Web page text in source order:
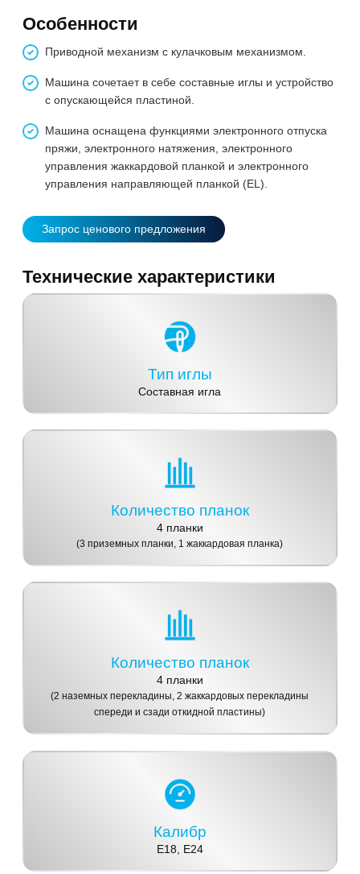
Особенности
Приводной механизм с кулачковым механизмом.
Машина сочетает в себе составные иглы и устройство
с опускающейся пластиной.
Машина оснащена функциями электронного отпуска
пряжи, электронного натяжения, электронного
управления жаккардовой планкой и электронного
управления направляющей планкой (EL).
Запрос ценового предложения
Технические характеристики
Тип иглы
Составная игла
Количество планок
4 планки
(3 приземных планки, 1 жаккардовая планка)
Количество планок
4 планки
(2 наземных перекладины, 2 жаккардовых перекладины
спереди и сзади откидной пластины)
Калибр
E18, E24